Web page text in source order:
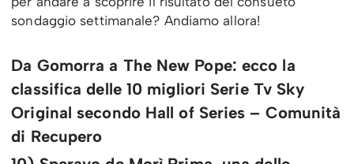
sondaggio settimanale? Andiamo allora!
Da Gomorra a The New Pope: ecco la
classifica delle 10 migliori Serie Tv Sky
Original secondo Hall of Series – Comunità
di Recupero